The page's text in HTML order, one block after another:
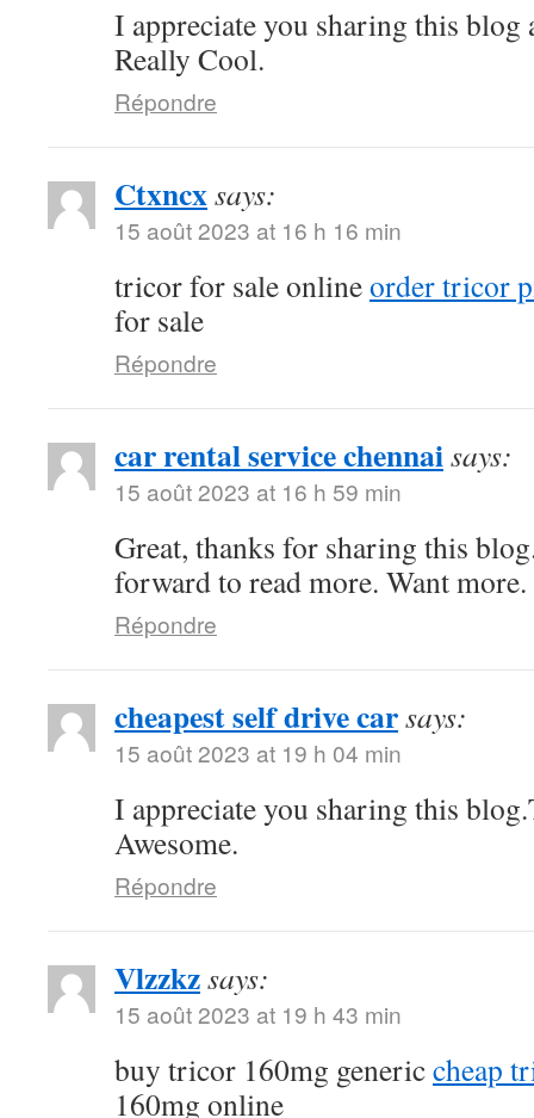
I appreciate you sharing this
Really Cool.
Répondre
Ctxncxsays:
15 août 2023 at 16 h 16 min
tricor for sale onlineorder tricor
for sale
Répondre
car rental service chennaisays:
15 août 2023 at 16 h 59 min
Great, thanks for sharing this
forward to read more. Want more.
Répondre
cheapest self drive carsays:
15 août 2023 at 19 h 04 min
I appreciate you sharing this
Awesome.
Répondre
Vlzzkzsays:
15 août 2023 at 19 h 43 min
buy tricor 160mg genericcheap
160mg online